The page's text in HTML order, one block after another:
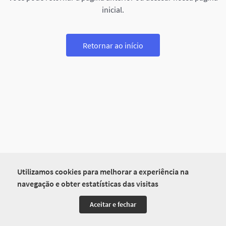
Utilizamos cookies para melhorar a experiência na
navegação e obter estatísticas das visitas
Aceitar e fechar
inicial.
Retornar ao início